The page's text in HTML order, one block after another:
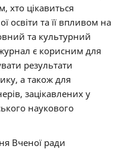
хто цікавиться
освіти та її впливом на
та культурний
є корисним для
результати
а також для
зацікавлених у
наукового
Вченої ради